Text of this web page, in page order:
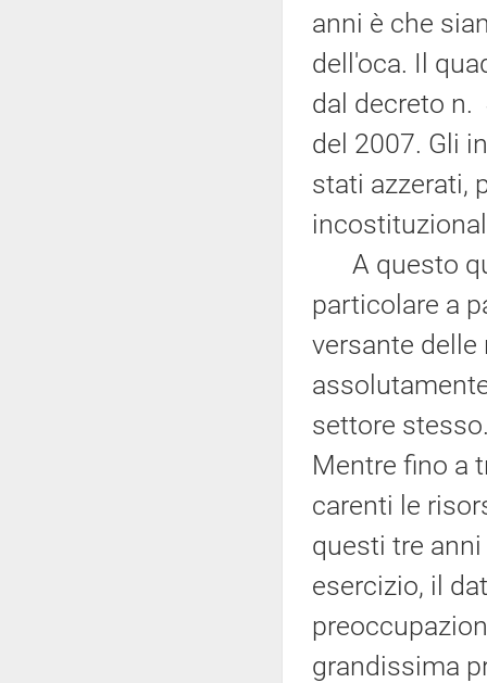
anni è che
dell'oca. Il
dal decreto
del 2007. Gli
stati azzerati,
A questo
particolare a
versante
settore
Mentre fino a
carenti le
questi tre
esercizio, il
grandissima